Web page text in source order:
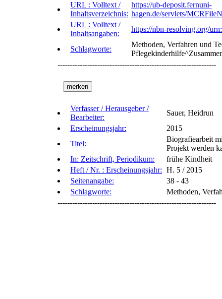
URL : Volltext /
Inhaltsverzeichnis:
https://ub-deposit.fernuni-
hagen.de/servlets/
URL : Volltext /
Inhaltsangaben:
https://nbn-resolving.org/
Schlagworte:
Methoden, Verfahren und
----------------------------------------------------------------
Verfasser / Herausgeber /
Bearbeiter:
Sauer, Heidrun
Erscheinungsjahr:
2015
Titel:
Biografiearbeit
Projekt werden
In: Zeitschrift, Periodikum:
frühe Kindheit
Heft / Nr. : Erscheinungsjahr: H. 5 / 2015
Seitenangabe:
38 - 43
Schlagworte:
Methoden,
----------------------------------------------------------------